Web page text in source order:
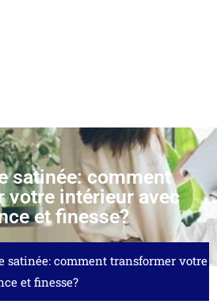
satinée: comment
votre intérieur avec
et finesse?
satinée: comment transformer votre
et finesse?